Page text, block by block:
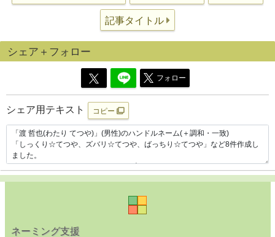
記事タイトル
シェア＋フォロー
フォロー
シェア用テキスト コピー
ネーミング支援